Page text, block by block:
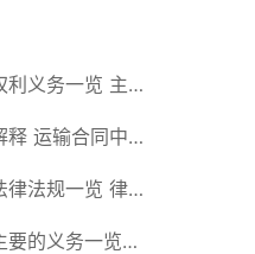
义务一览 主
中
律法规一览 律
要的义务一览